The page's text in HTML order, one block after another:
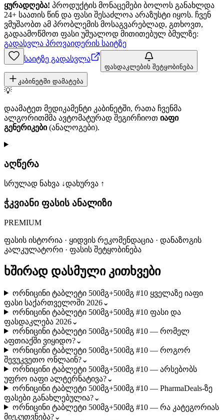
ყურადღება! პროდუქტის მონაცემები ბოლოს განახლდა
24+ საათის წინ და ფასი შესაძლოა არაზუსტი იყოს. ჩვენ
ვმუშაობთ ამ პრობლემის მოსაგვარებლად, გთხოვთ,
გადაამოწმოთ ფასი უშუალოდ მითითებულ ბმულზე:
გადასვლა პროვაიდერის საიტზე
საიტზე გადასვლა
ფასდაკლების შეტყობინება
კაბინეტში დამატება
💡
დაამატეთ მედიკამენტი კაბინეტში, რათა ჩვენმა
ალგორითმმა ავტომატურად შეგირჩიოთ იაფი
გენერიკები(ანალოგები).
აღწერა
სრულად ნახვა ↓დახურვა ↑
ჭკვიანი ფასის ანალიზი
PREMIUM
ფასის ისტორია · ყიდვის რეკომენდაცია · დანაზოგის
კალკულატორი · ფასის შეტყობინება
ხშირად დასმული კითხვები
ორნიცინი ტაბლეტი 500მგ+500მგ #10 ყველაზე იაფი
ფასი საქართველოში 2026⌄
ორნიცინი ტაბლეტი 500მგ+500მგ #10 ფასი და
ფასდაკლება 2026⌄
ორნიცინი ტაბლეტი 500მგ+500მგ #10 — რომელ
აფთიაქში ვიყიდო?⌄
ორნიცინი ტაბლეტი 500მგ+500მგ #10 — როგორ
შევუკვეთო ონლაინ?⌄
ორნიცინი ტაბლეტი 500მგ+500მგ #10 — არსებობს
უფრო იაფი ალტერნატივა?⌄
ორნიცინი ტაბლეტი 500მგ+500მგ #10 — PharmaDeals-ზე
ფასები განახლებულია?⌄
ორნიცინი ტაბლეტი 500მგ+500მგ #10 — რა კატეგორიას
მიეკუთვნება?⌄